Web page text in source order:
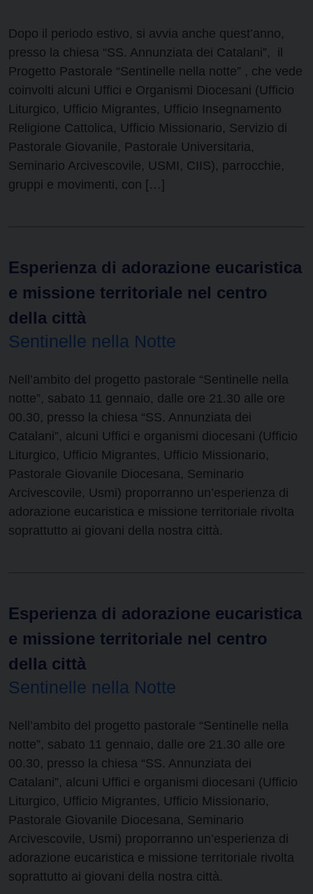
Dopo il periodo estivo, si avvia anche quest’anno,
presso la chiesa “SS. Annunziata dei Catalani”, il
Progetto Pastorale “Sentinelle nella notte” , che vede
coinvolti alcuni Uffici e Organismi Diocesani (Ufficio
Liturgico, Ufficio Migrantes, Ufficio Insegnamento
Religione Cattolica, Ufficio Missionario, Servizio di
Pastorale Giovanile, Pastorale Universitaria,
Seminario Arcivescovile, USMI, CIIS), parrocchie,
gruppi e movimenti, con […]
Esperienza di adorazione eucaristica
e missione territoriale nel centro
della città
Sentinelle nella Notte
Nell’ambito del progetto pastorale “Sentinelle nella
notte”, sabato 11 gennaio, dalle ore 21.30 alle ore
00.30, presso la chiesa “SS. Annunziata dei
Catalani”, alcuni Uffici e organismi diocesani (Ufficio
Liturgico, Ufficio Migrantes, Ufficio Missionario,
Pastorale Giovanile Diocesana, Seminario
Arcivescovile, Usmi) proporranno un’esperienza di
adorazione eucaristica e missione territoriale rivolta
soprattutto ai giovani della nostra città.
Esperienza di adorazione eucaristica
e missione territoriale nel centro
della città
Sentinelle nella Notte
Nell’ambito del progetto pastorale “Sentinelle nella
notte”, sabato 11 gennaio, dalle ore 21.30 alle ore
00.30, presso la chiesa “SS. Annunziata dei
Catalani”, alcuni Uffici e organismi diocesani (Ufficio
Liturgico, Ufficio Migrantes, Ufficio Missionario,
Pastorale Giovanile Diocesana, Seminario
Arcivescovile, Usmi) proporranno un’esperienza di
adorazione eucaristica e missione territoriale rivolta
soprattutto ai giovani della nostra città.